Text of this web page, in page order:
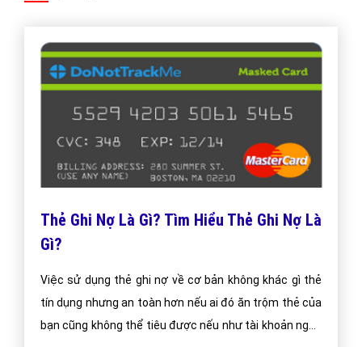
Thẻ Ghi Nợ Là Gì? Tìm Hiểu Thẻ Ghi Nợ Là
Gì?
Việc sử dụng thẻ ghi nợ về cơ bản không khác gì thẻ
tín dụng nhưng an toàn hơn nếu ai đó ăn trộm thẻ của
bạn cũng không thể tiêu được nếu như tài khoản ngân